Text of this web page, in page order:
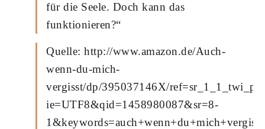
für die Seele. Doch kann das
funktionieren?“
Quelle: http://www.amazon.de/Auch-
wenn-du-mich-
vergisst/dp/395037146X/
ie=UTF8&qid=1458980087&sr=8-
1&keywords=auch+wenn+du+mich+vergisst